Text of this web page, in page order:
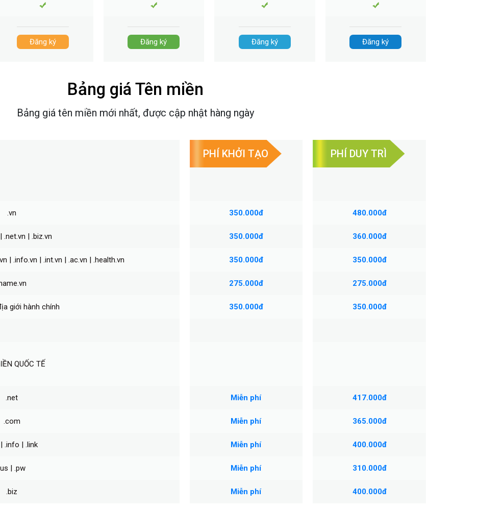
Đăng ký Đăng ký Đăng ký Đăng ký
Bảng giá Tên miền
Bảng giá tên miền mới nhất, được cập nhật hàng ngày
.vn
.net.vn | .biz.vn
| .info.vn | .int.vn | .ac.vn | .health.vn
giới hành chính
QUỐC TẾ
.net
.com
.info | .link
| .pw
.biz
PHÍ KHỞI TẠO
350.000đ
350.000đ
350.000đ
275.000đ
350.000đ
Miễn phí
Miễn phí
Miễn phí
Miễn phí
Miễn phí
PHÍ DUY TRÌ
480.000đ
360.000đ
350.000đ
275.000đ
350.000đ
417.000đ
365.000đ
400.000đ
310.000đ
400.000đ